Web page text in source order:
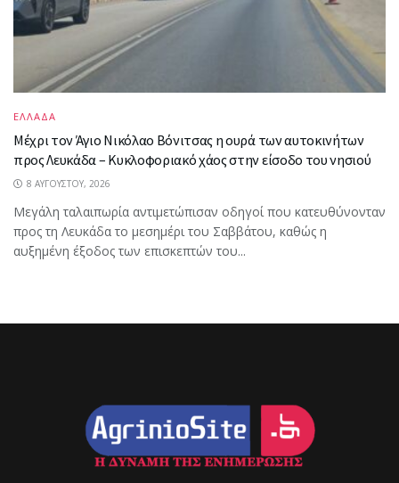
ΕΛΛΑΔΑ
Mέχρι τον Άγιο Νικόλαο Βόνιτσας η ουρά των αυτοκινήτων
προς Λευκάδα – Κυκλοφοριακό χάος στην είσοδο του νησιού
8 ΑΥΓΟΎΣΤΟΥ, 2026
Μεγάλη ταλαιπωρία αντιμετώπισαν οδηγοί που κατευθύνονταν
προς τη Λευκάδα το μεσημέρι του Σαββάτου, καθώς η
αυξημένη έξοδος των επισκεπτών του...